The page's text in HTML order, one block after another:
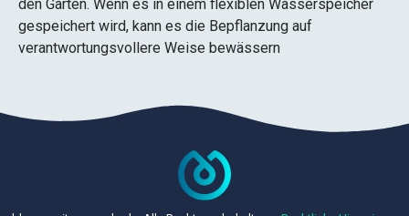
den Garten. Wenn es in einem flexiblen Wasserspeicher
gespeichert wird, kann es die Bepflanzung auf
verantwortungsvollere Weise bewässern